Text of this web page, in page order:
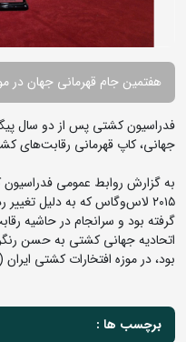
هفتمین جام قهرمانی جهان در
فدراسیون کشتی پس از دو سال
جهانی، کاپ قهرمانی رقابت‌های کشتی آزاد جهان ۲۰۱۵
به گزارش روابط عمومی
۲۰۱۵ لاس‌وگاس که به دلیل
گرفته بود و سرانجام در حاشیه
اتحادیه جهانی کشتی به حسن
بود، در موزه افتخارات کشتی
برچسب ها :